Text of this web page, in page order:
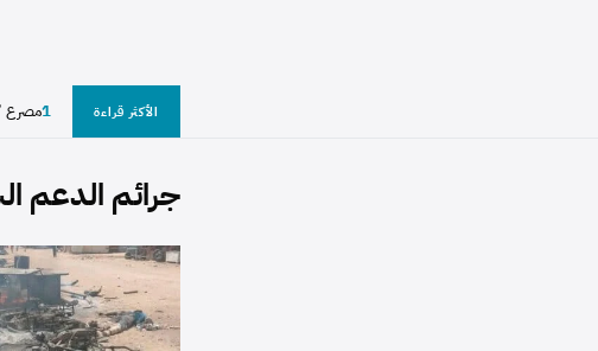
الأكثر قراءة 1
جرائم الدعم